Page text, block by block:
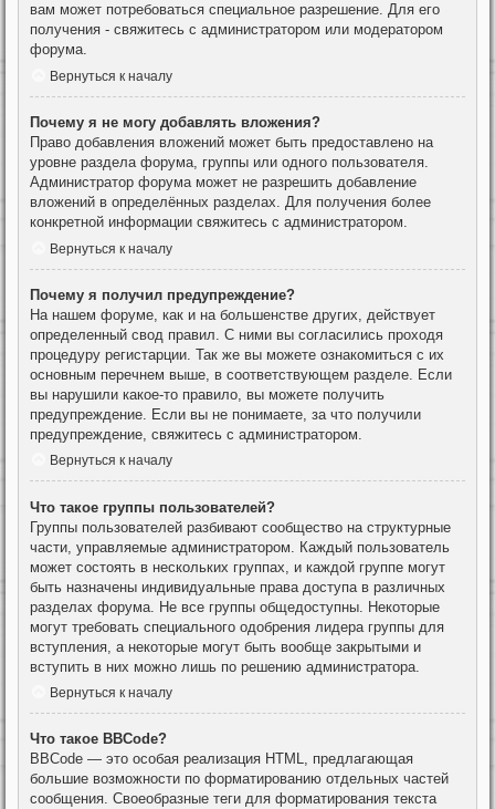
вам может потребоваться специальное разрешение. Для его
получения - свяжитесь с администратором или модератором
форума.
Вернуться к началу
Почему я не могу добавлять вложения?
Право добавления вложений может быть предоставлено на
уровне раздела форума, группы или одного пользователя.
Администратор форума может не разрешить добавление
вложений в определённых разделах. Для получения более
конкретной информации свяжитесь с администратором.
Вернуться к началу
Почему я получил предупреждение?
На нашем форуме, как и на большенстве других, действует
определенный свод правил. С ними вы согласились проходя
процедуру регистарции. Так же вы можете ознакомиться с их
основным перечнем выше, в соответствующем разделе. Если
вы нарушили какое-то правило, вы можете получить
предупреждение. Если вы не понимаете, за что получили
предупреждение, свяжитесь с администратором.
Вернуться к началу
Что такое группы пользователей?
Группы пользователей разбивают сообщество на структурные
части, управляемые администратором. Каждый пользователь
может состоять в нескольких группах, и каждой группе могут
быть назначены индивидуальные права доступа в различных
разделах форума. Не все группы общедоступны. Некоторые
могут требовать специального одобрения лидера группы для
вступления, а некоторые могут быть вообще закрытыми и
вступить в них можно лишь по решению администратора.
Вернуться к началу
Что такое BBCode?
BBCode — это особая реализация HTML, предлагающая
большие возможности по форматированию отдельных частей
сообщения. Своеобразные теги для форматирования текста